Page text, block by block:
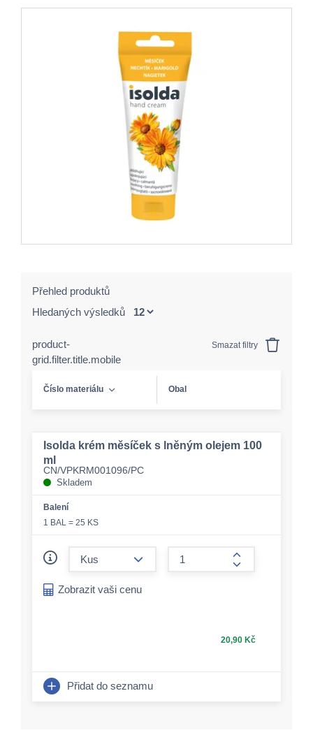
Přehled produktů
Hledaných výsledků
product-
grid.filter.title.mobile
Smazat filtry
Číslo materiálu Obal
Isolda krém měsíček s lněným olejem 100
ml
CN/VPKRM001096/PC
Skladem
Balení
1 BAL = 25 KS
form.increase-
Zobrazit vaši cenu
20,90 Kč
Přidat do seznamu